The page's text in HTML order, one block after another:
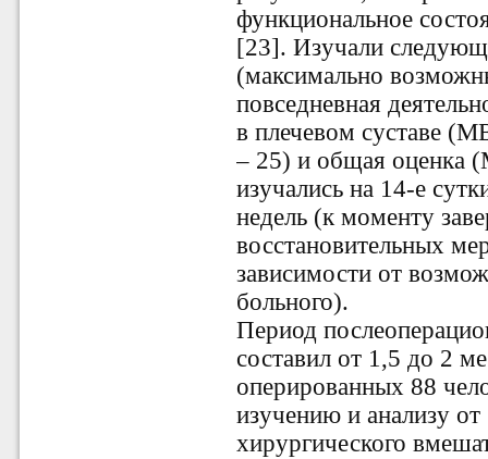
функциональное
[23]. Изучали
(максимально
повседневная
в плечевом суставе
– 25) и общая оценка
изучались на 14-е
недель (к моменту
восстановительных
зависимости от
больного).
Период
составил от 1,5 до 2
оперированных 88
изучению и анализу
хирургического